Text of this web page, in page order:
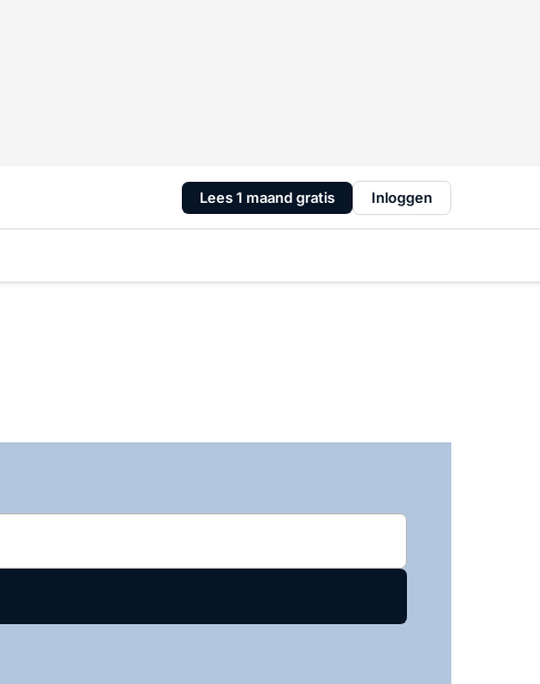
Lees 1 maand gratis Inloggen